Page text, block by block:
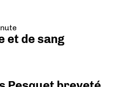
et de sang